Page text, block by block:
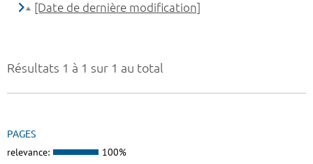
Résultats 1 à 1 sur 1 au total
PAGES
relevance: 100%
[Date de dernière modification]